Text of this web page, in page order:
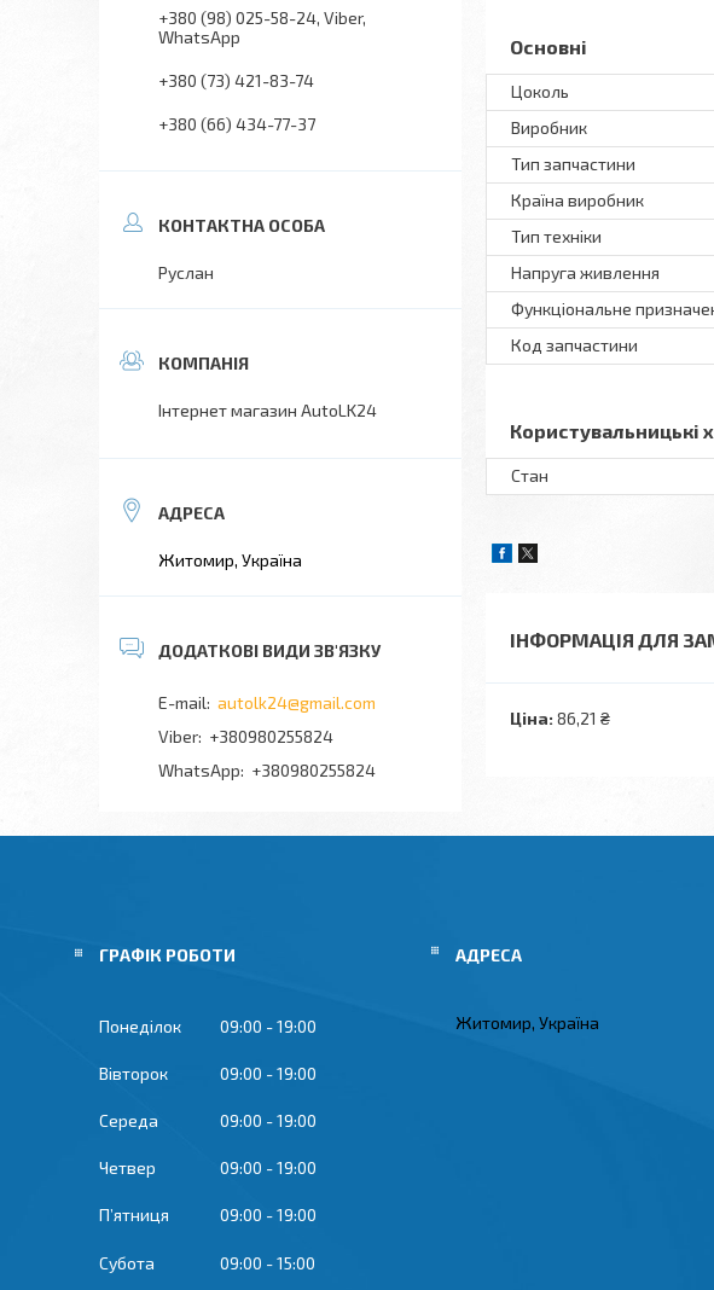
Основні
Цоколь
Виробник
Тип запчастини
Країна виробник
Тип техніки
Напруга живлення
Функціональне
Код запчастини
Користувальницькі
Стан
ІНФОРМАЦІЯ ДЛЯ
Ціна: 86,21 ₴
+380 (98) 025-58-24 Viber
WhatsApp
+380 (73) 421-83-74
+380 (66) 434-77-37
Руслан
Інтернет магазин AutoLK24
Житомир, Україна
autolk24@gmail.com
+380980255824
+380980255824
ГРАФІК РОБОТИ
Понеділок 09:00 19:00
Вівторок 09:00 19:00
Середа 09:00 19:00
Четвер 09:00 19:00
Пʼятниця 09:00 19:00
Субота 09:00 15:00
Житомир, Україна